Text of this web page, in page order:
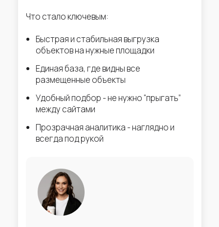
Что стало ключевым:
Быстрая и стабильная выгрузка
объектов на нужные площадки
Единая база, где видны все
размещенные объекты
Удобный подбор - не нужно “прыгать”
между сайтами
Прозрачная аналитика - наглядно и
всегда под рукой